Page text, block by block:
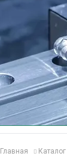
Главная